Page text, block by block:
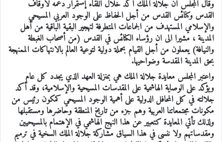
وقال المجلس ان جلالة الملك اكد خلال اللقاء إستمرار دعمه لأوقاف
القدس وكنائس القدس من أجل الحفاظ على الوجود العربي المسيحي
والإسلامي المستهدف من الجماعات المتطرفة لتهجير البقية الباقية من أهل
المدينة ، مشيرا الى ان رؤساء الكنائس في القدس (من أصحاب الغبطة
والنيافة) يعملون من أجل القيام بحملة دولية لتوعية العالم بالانتهاكات الممنهجة
بحق المدينة المقدسة وضواحيها.
واعتبر المجلس معايدة جلالة الملك هي بمنزلة العهد الذي يجدد كل عام
ويؤكد على الوصاية الهاشمية على المقدسات المسيحية والإسلامية، وقد أكد
جلالته في كل المحافل الدولية على أهمية الوجود المسيحي كمكون رئيس من
مكونات مجتمعاتنا العربية وهم جزء من تاريخ المنطقة وحاضرها ومستقبلها
ولذلك تأتي المعايدة كتعبير عن هذا النهج الهاشمي في الإهتمام بالمسيحيين
ومقدساتهم ولا ننسى في هذا السياق مشاركة جلالة الملك السخية في ترميم